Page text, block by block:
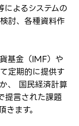
て
よるシステムの
討、各種資料作
基金（IMF）や
定期的に提供す
、 国民経済計算
言された課題
ます。